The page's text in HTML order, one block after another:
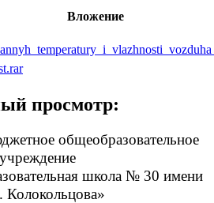
Вложение
просмотр:
общеобразовательное
учреждение
школа № 30 имени